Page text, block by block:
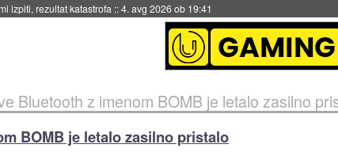
večkratno uporabo::4. avg 2026 ob 19:41
Bluetooth z imenom BOMB je letalo zasilno
BOMB je letalo zasilno pristalo